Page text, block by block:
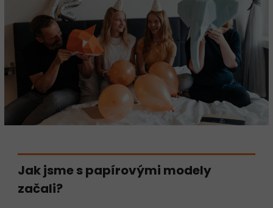
Jak jsme s papírovými modely
začali?